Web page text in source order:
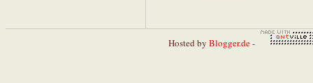
Hosted by Blogger.de-